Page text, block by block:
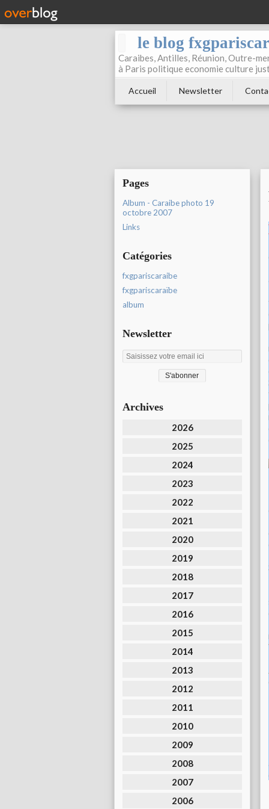
le blog
Caraibes, Antilles, Réunion, Outre-
à Paris politique economie culture
Accueil Newsletter
Pages
Album - Caraibe photo 19
octobre 2007
Links
Catégories
fxgpariscaraibe
fxgpariscaraïbe
album
Newsletter
Archives
2026
2025
2024
2023
2022
2021
2020
2019
2018
2017
2016
2015
2014
2013
2012
2011
2010
2009
2008
2007
2006